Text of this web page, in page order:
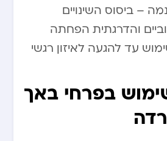
– ביסוס השינויים
והדרגתית הפחתה
עד להגעה לאיזון רגשי
בפרחי באך